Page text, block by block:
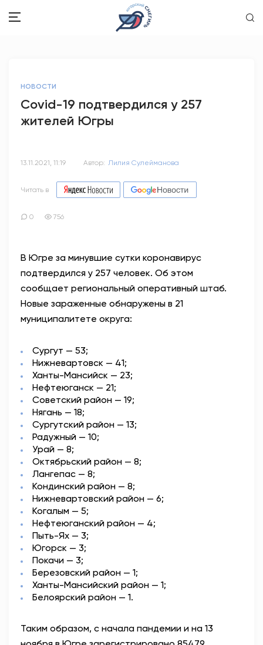
ОБРАЗОВАНИЕ
ЭТО У НАС СЕМЕЙНОЕ
АНТИТЕРРОР
80,93
Вход / Регистрация
НОВОСТИ
Covid-19 подтвердился у 257
жителей Югры
13.11.2021, 11:19 Автор: Лилия Сулейманова
Читать в
0 756
В Югре за минувшие сутки коронавирус
подтвердился у 257 человек. Об этом
сообщает региональный оперативный штаб.
Новые зараженные обнаружены в 21
муниципалитете округа:
Сургут — 53;
Нижневартовск — 41;
Ханты-Мансийск — 23;
Нефтеюганск — 21;
Советский район — 19;
Нягань — 18;
Сургутский район — 13;
Радужный — 10;
Урай — 8;
Октябрьский район — 8;
Лангепас — 8;
Кондинский район — 8;
Нижневартовский район — 6;
Когалым — 5;
Нефтеюганский район — 4;
Пыть-Ях — 3;
Югорск — 3;
Покачи — 3;
Березовский район — 1;
Ханты-Мансийский район — 1;
Белоярский район — 1.
Таким образом, с начала пандемии и на 13